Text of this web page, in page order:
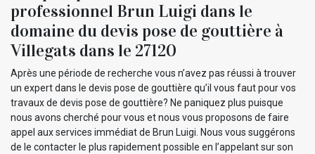
professionnel Brun Luigi dans le
domaine du devis pose de gouttière à
Villegats dans le 27120
Après une période de recherche vous n’avez pas réussi à trouver
un expert dans le devis pose de gouttière qu’il vous faut pour vos
travaux de devis pose de gouttière? Ne paniquez plus puisque
nous avons cherché pour vous et nous vous proposons de faire
appel aux services immédiat de Brun Luigi. Nous vous suggérons
de le contacter le plus rapidement possible en l’appelant sur son